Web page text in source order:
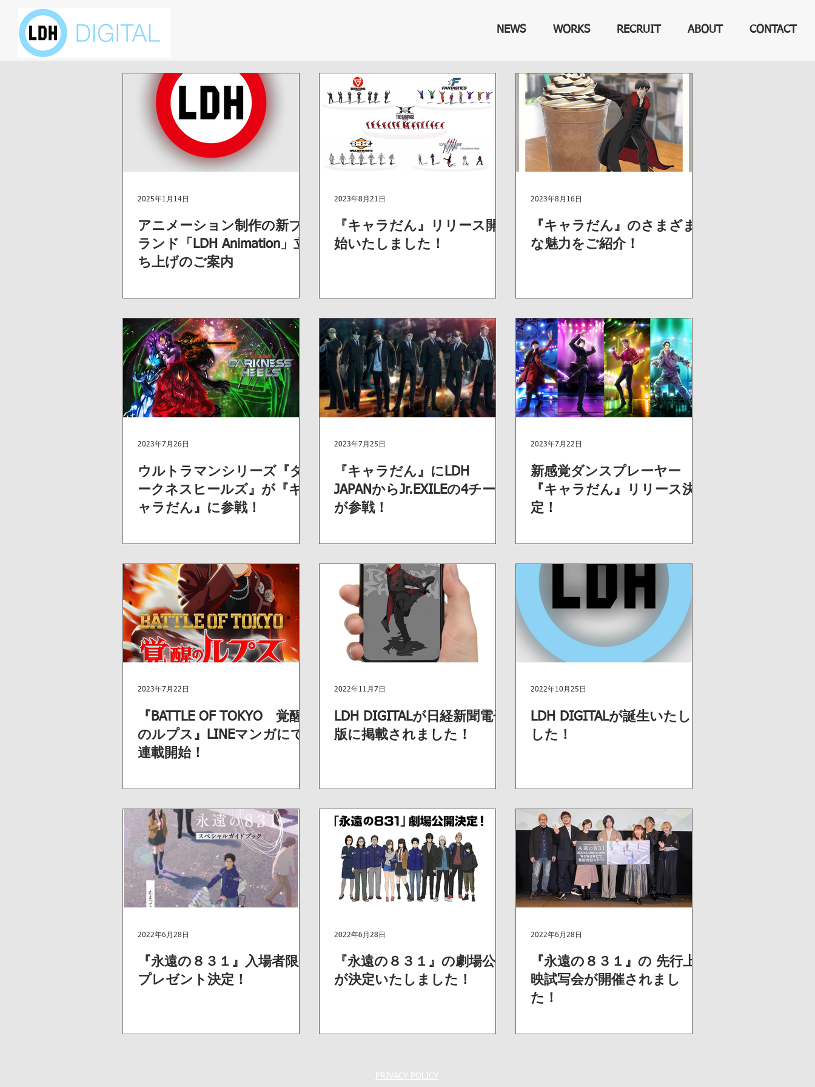
NEWS WORKS RECRUIT ABOUT CONTACT
アニメーション制作の新ブ
ランド「LDH Animation」立
ち上げのご案内
2025年1月14日
『キャラだん』リリース開
始いたしました！
2023年8月21日
『キャラだん』のさまざま
な魅力をご紹介！
2023年8月16日
ウルトラマンシリーズ『ダ
ークネスヒールズ』が『キ
ャラだん』に参戦！
2023年7月26日
『キャラだん』にLDH
JAPANからJr.EXILEの4チーム
が参戦！
2023年7月25日
新感覚ダンスプレーヤー
『キャラだん』リリース決
定！
2023年7月22日
『BATTLE OF TOKYO 覚醒
のルプス』LINEマンガにて
連載開始！
2023年7月22日
LDH DIGITALが日経新聞電子
版に掲載されました！
2022年11月7日
LDH DIGITALが誕生いたしま
した！
2022年10月25日
『永遠の８３１』入場者限定
プレゼント決定！
2022年6月28日
『永遠の８３１』の劇場公開
が決定いたしました！
2022年6月28日
『永遠の８３１』の 先行上
映試写会が開催されまし
た！
2022年6月28日
PRIVACY POLICY